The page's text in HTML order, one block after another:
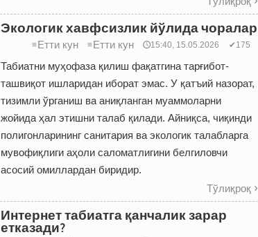
Экологик хавфсизлик йўлида чоралар
≡Етти кун ≡Етти кун 🕔15:40, 15.05.2026 ✔175
Табиатни муҳофаза қилиш фақатгина тарғибот-
ташвиқот ишларидан иборат эмас. У қатъий назорат,
тизимли ўрганиш ва аниқланган муаммоларни
жойида ҳал этишни талаб қилади. Айниқса, чиқинди
полигонларининг санитария ва экологик талабларга
мувофиқлиги аҳоли саломатлигини белгиловчи
асосий омиллардан биридир.
Тўлиқроқ 
Интернет табиатга қанчалик зарар
етказади?